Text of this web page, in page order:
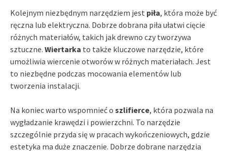
Kolejnym niezbędnym narzędziem jest piła, która może być
ręczna lub elektryczna. Dobrze dobrana piła ułatwi cięcie
różnych materiałów, takich jak drewno czy tworzywa
sztuczne. Wiertarka to także kluczowe narzędzie, które
umożliwia wiercenie otworów w różnych materiałach. Jest
to niezbędne podczas mocowania elementów lub
tworzenia instalacji.
Na koniec warto wspomnieć o szlifierce, która pozwala na
wygładzanie krawędzi i powierzchni. To narzędzie
szczególnie przyda się w pracach wykończeniowych, gdzie
estetyka ma duże znaczenie. Dobrze dobrane narzędzia